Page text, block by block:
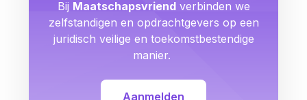
Bij Maatschapsvriendverbinden we
zelfstandigen en opdrachtgevers op een
juridisch veilige en toekomstbestendige
manier.
Aanmelden